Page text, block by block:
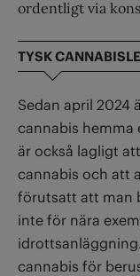
ordentligt via
TYSK
Sedan april 2024
cannabis hemma
är också lagligt
cannabis och att
förutsatt att man
inte för nära
cannabis för